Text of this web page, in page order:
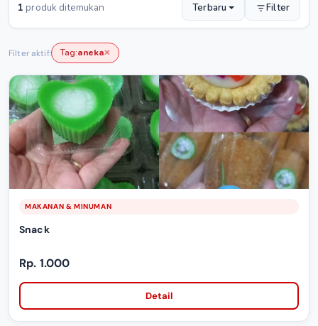
1 produk ditemukan Terbaru Filter
Filter aktif: Tag:aneka✕
MAKANAN & MINUMAN
Snack
Rp. 1.000
Detail